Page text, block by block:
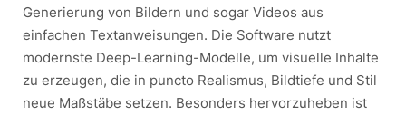
Generierung von Bildern und sogar Videos aus
einfachen Textanweisungen. Die Software nutzt
modernste Deep-Learning-Modelle, um visuelle Inhalte
zu erzeugen, die in puncto Realismus, Bildtiefe und Stil
neue Maßstäbe setzen. Besonders hervorzuheben ist